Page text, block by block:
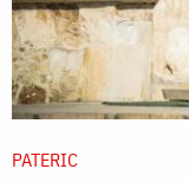
PATERIC